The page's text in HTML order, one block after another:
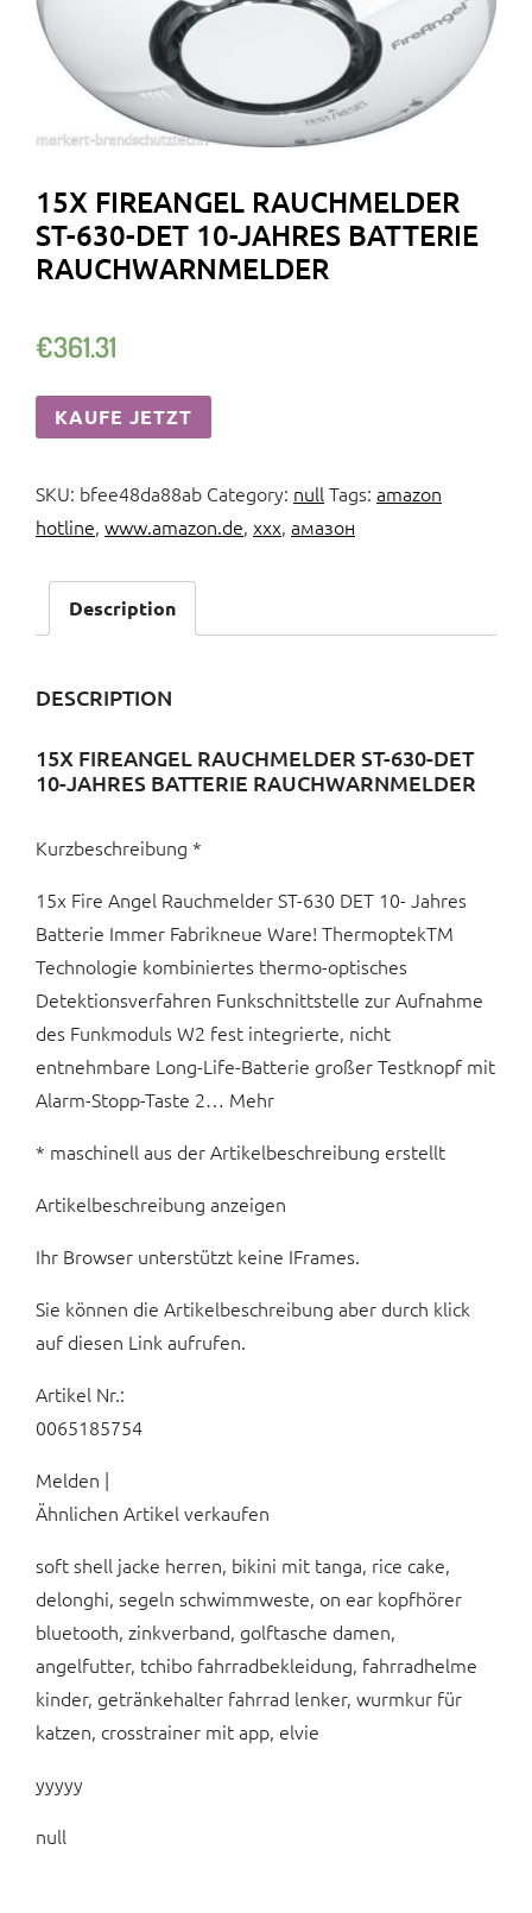
15X FIREANGEL RAUCHMELDER
ST-630-DET 10-JAHRES BATTERIE
RAUCHWARNMELDER
€361.31
KAUFE JETZT
SKU: bfee48da88ab Category: null Tags: amazon
hotline, www.amazon.de, xxx, амазон
Description
DESCRIPTION
15X FIREANGEL RAUCHMELDER ST-630-DET
10-JAHRES BATTERIE RAUCHWARNMELDER
Kurzbeschreibung *
15x Fire Angel Rauchmelder ST-630 DET 10- Jahres
Batterie Immer Fabrikneue Ware! ThermoptekTM
Technologie kombiniertes thermo-optisches
Detektionsverfahren Funkschnittstelle zur Aufnahme
des Funkmoduls W2 fest integrierte, nicht
entnehmbare Long-Life-Batterie großer Testknopf mit
Alarm-Stopp-Taste 2… Mehr
* maschinell aus der Artikelbeschreibung erstellt
Artikelbeschreibung anzeigen
Ihr Browser unterstützt keine IFrames.
Sie können die Artikelbeschreibung aber durch klick
auf diesen Link aufrufen.
Artikel Nr.:
0065185754
Melden |
Ähnlichen Artikel verkaufen
soft shell jacke herren, bikini mit tanga, rice cake,
delonghi, segeln schwimmweste, on ear kopfhörer
bluetooth, zinkverband, golftasche damen,
angelfutter, tchibo fahrradbekleidung, fahrradhelme
kinder, getränkehalter fahrrad lenker, wurmkur für
katzen, crosstrainer mit app, elvie
yyyyy
null